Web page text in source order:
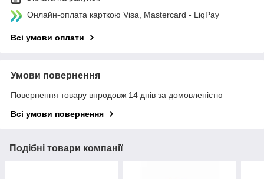
Онлайн-оплата карткою Visa, Mastercard - LiqPay
Всі умови оплати
Умови повернення
Повернення товару впродовж 14 днів за домовленістю
Всі умови повернення
Подібні товари компанії